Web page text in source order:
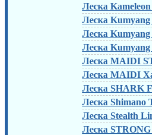
Леска
Леска Kumyang
Леска
Леска
Леска MAIDI
Леска MAIDI
Леска SHARK
Леска Shimano
Леска Stealth
Леска STRONG